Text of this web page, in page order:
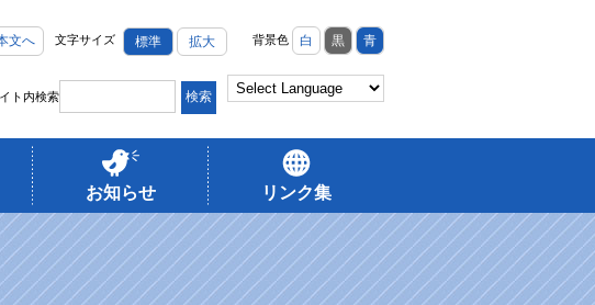
文へ 文字サイズ 標準 拡大 背景色 白 黒 青
ト内検索
お知らせ リンク集